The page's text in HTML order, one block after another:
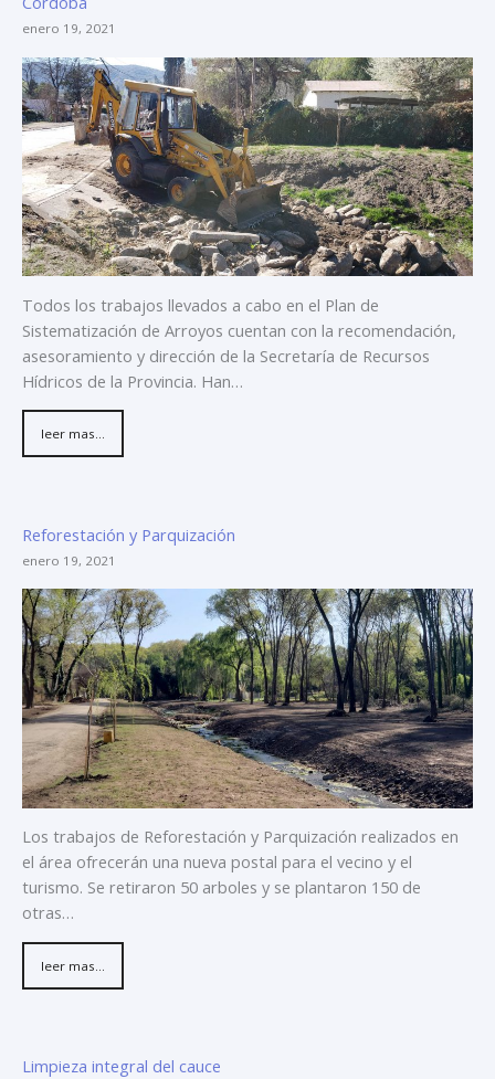
enero 19, 2021
Todos los trabajos llevados a cabo en el Plan de
Sistematización de Arroyos cuentan con la recomendación,
asesoramiento y dirección de la Secretaría de Recursos
Hídricos de la Provincia. Han…
leer mas...
Reforestación y Parquización
enero 19, 2021
Los trabajos de Reforestación y Parquización realizados en
el área ofrecerán una nueva postal para el vecino y el
turismo. Se retiraron 50 arboles y se plantaron 150 de
otras…
leer mas...
Limpieza integral del cauce